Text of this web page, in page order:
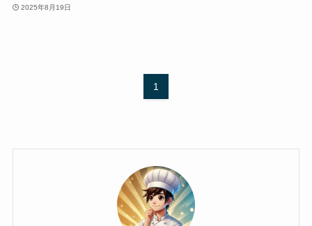
2025年8月19日
1